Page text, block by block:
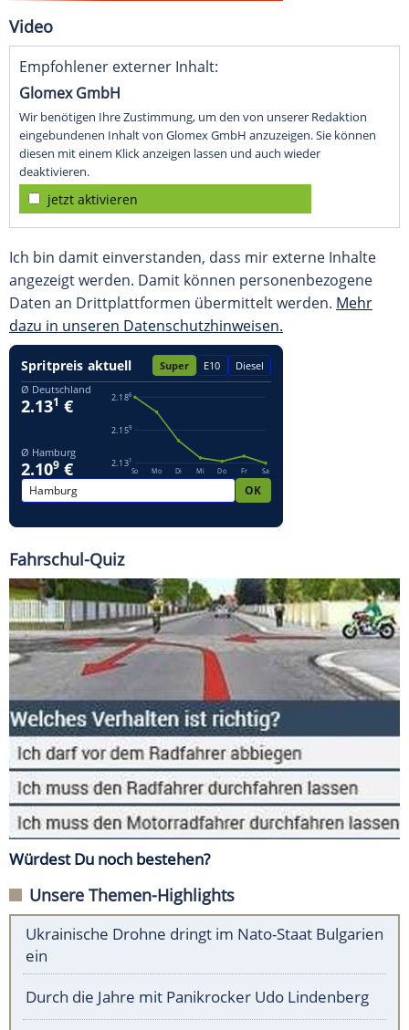
Video
Empfohlener externer Inhalt:
Glomex GmbH
Wir benötigen Ihre Zustimmung, um den von unserer Redaktion
eingebundenen Inhalt von Glomex GmbH anzuzeigen. Sie können
diesen mit einem Klick anzeigen lassen und auch wieder
deaktivieren.
jetzt aktivieren
Ich bin damit einverstanden, dass mir externe Inhalte
angezeigt werden. Damit können personenbezogene
Daten an Drittplattformen übermittelt werden. Mehr
dazu in unseren Datenschutzhinweisen.
Fahrschul-Quiz
Würdest Du noch bestehen?
Unsere Themen-Highlights
Ukrainische Drohne dringt im Nato-Staat Bulgarien
ein
Durch die Jahre mit Panikrocker Udo Lindenberg